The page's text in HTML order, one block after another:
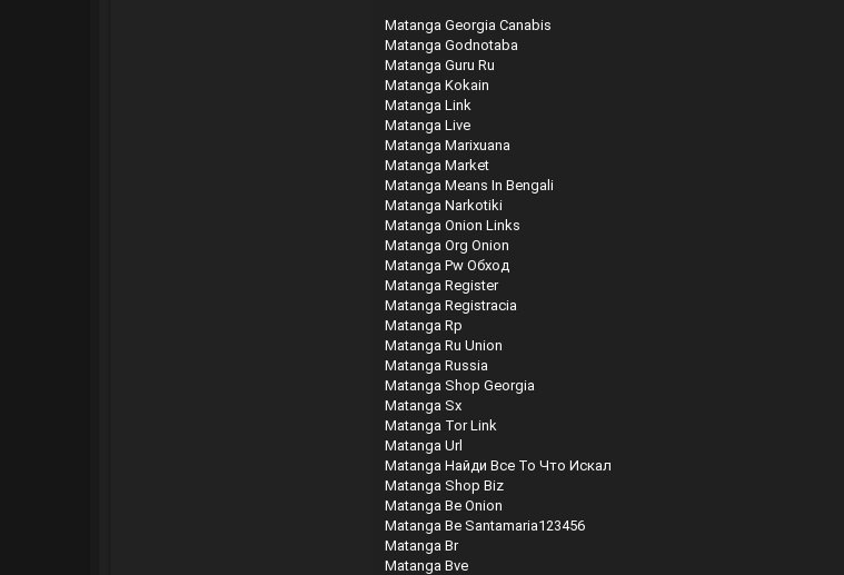
Matanga Georgia Canabis
Matanga Godnotaba
Matanga Guru Ru
Matanga Kokain
Matanga Link
Matanga Live
Matanga Marixuana
Matanga Market
Matanga Means In Bengali
Matanga Narkotiki
Matanga Onion Links
Matanga Org Onion
Matanga Pw Обход
Matanga Register
Matanga Registracia
Matanga Rp
Matanga Ru Union
Matanga Russia
Matanga Shop Georgia
Matanga Sx
Matanga Tor Link
Matanga Url
Matanga Найди Все То Что Искал
Matanga Shop Biz
Matanga Be Onion
Matanga Be Santamaria123456
Matanga Br
Matanga Bve